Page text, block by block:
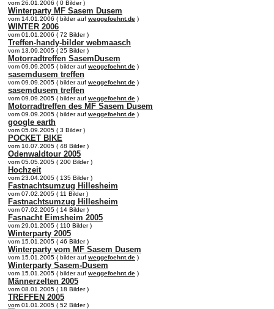
vom 26.01.2006 ( 0 Bilder )
Winterparty MF Sasem Dusem
vom 14.01.2006 ( bilder auf weggefoehnt.de )
WINTER 2006
vom 01.01.2006 ( 72 Bilder )
Treffen-handy-bilder webmaasch
vom 13.09.2005 ( 25 Bilder )
Motorradtreffen SasemDusem
vom 09.09.2005 ( bilder auf weggefoehnt.de )
sasemdusem treffen
vom 09.09.2005 ( bilder auf weggefoehnt.de )
sasemdusem treffen
vom 09.09.2005 ( bilder auf weggefoehnt.de )
Motorradtreffen des MF Sasem Dusem
vom 09.09.2005 ( bilder auf weggefoehnt.de )
google earth
vom 05.09.2005 ( 3 Bilder )
POCKET BIKE
vom 10.07.2005 ( 48 Bilder )
Odenwaldtour 2005
vom 05.05.2005 ( 200 Bilder )
Hochzeit
vom 23.04.2005 ( 135 Bilder )
Fastnachtsumzug Hillesheim
vom 07.02.2005 ( 11 Bilder )
Fastnachtsumzug Hillesheim
vom 07.02.2005 ( 14 Bilder )
Fasnacht Eimsheim 2005
vom 29.01.2005 ( 110 Bilder )
Winterparty 2005
vom 15.01.2005 ( 46 Bilder )
Winterparty vom MF Sasem Dusem
vom 15.01.2005 ( bilder auf weggefoehnt.de )
Winterparty Sasem-Dusem
vom 15.01.2005 ( bilder auf weggefoehnt.de )
Männerzelten 2005
vom 08.01.2005 ( 18 Bilder )
TREFFEN 2005
vom 01.01.2005 ( 52 Bilder )